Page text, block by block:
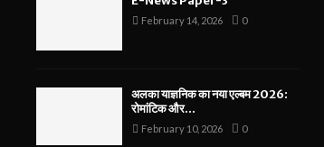
February 14, 2026 0
अलका याज्ञनिक का नया एल्बम 2026:
रोमांटिक और...
February 10, 2026 0